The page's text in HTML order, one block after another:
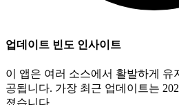
업데이트 빈도 인사이트
이 앱은 여러 소스에서 활발하게 유
공됩니다. 가장 최근 업데이트는
졌습니다.